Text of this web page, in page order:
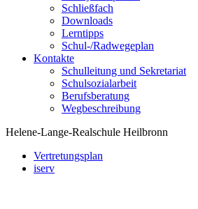
Schließfach
Downloads
Lerntipps
Schul-/Radwegeplan
Kontakte
Schulleitung und Sekretariat
Schulsozialarbeit
Berufsberatung
Wegbeschreibung
Helene-Lange-Realschule Heilbronn
Vertretungsplan
iserv